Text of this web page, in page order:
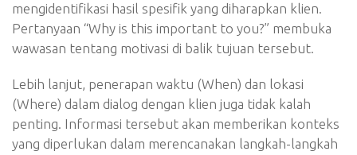
mengidentifikasi hasil spesifik yang diharapkan klien.
Pertanyaan “Why is this important to you?” membuka
wawasan tentang motivasi di balik tujuan tersebut.
Lebih lanjut, penerapan waktu (When) dan lokasi
(Where) dalam dialog dengan klien juga tidak kalah
penting. Informasi tersebut akan memberikan konteks
yang diperlukan dalam merencanakan langkah-langkah